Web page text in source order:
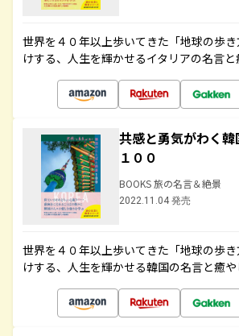
世界を４０年以上歩いてきた「地球の歩
けする、人生を輝かせるイタリアの名言
共感と勇気がわく
１００
BOOKS 旅の名言＆絶景
2022.11.04 発売
世界を４０年以上歩いてきた「地球の歩
けする、人生を輝かせる韓国の名言と癒